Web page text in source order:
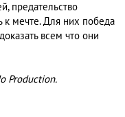
предательство
к мечте. Для них победа
всем что они
Production.